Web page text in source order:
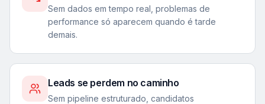
Sem dados em tempo real, problemas de
performance só aparecem quando é tarde
demais.
Leads se perdem no caminho
Sem pipeline estruturado, candidatos